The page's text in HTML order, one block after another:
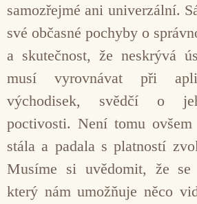
samozřejmé ani univerzální.
své občasné pochyby o
a skutečnost, že neskrývá
musí vyrovnávat při
východisek, svědčí o
poctivosti. Není tomu
stála a padala s platností
Musíme si uvědomit, že se
který nám umožňuje něco